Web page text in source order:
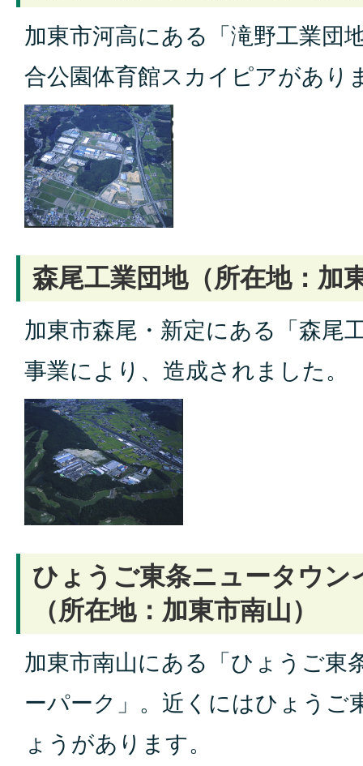
加東市河高にある「滝野工業団
合公園体育館スカイピアがあり
森尾工業団地（所在地：加
加東市森尾・新定にある「森尾
事業により、造成されました。
ひょうご東条ニュータウン
（所在地：加東市南山）
加東市南山にある「ひょうご東
ーパーク」。近くにはひょうご
ょうがあります。